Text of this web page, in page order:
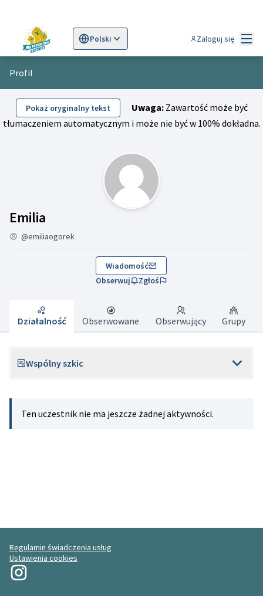
Polski
Sprache wählen Choose languageScegli la lingua
Zaloguj się
Profil
Pokaż oryginalny tekst Uwaga:Zawartość może być
tłumaczeniem automatycznym i może nie być w 100% dokładna.
Emilia
@emiliaogorek
Wiadomość
Obserwuj
Zgłoś
Działalność Obserwowane Obserwujący Grupy
Wspólny szkic
Ten uczestnik nie ma jeszcze żadnej aktywności.
Regulamin świadczenia usług
Ustawienia cookies
Moja rewolucja na Instagramie